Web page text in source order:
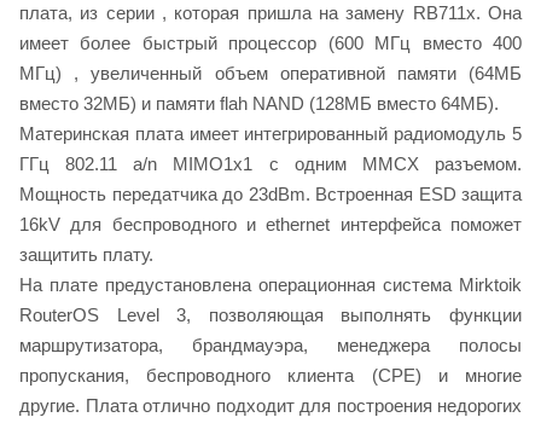
плата, из серии , которая пришла на замену RB711x. Она
имеет более быстрый процессор (600 МГц вместо 400
МГц) , увеличенный объем оперативной памяти (64МБ
вместо 32МБ) и памяти flah NAND (128МБ вместо 64МБ).
Материнская плата имеет интегрированный радиомодуль 5
ГГц 802.11 a/n MIMO1x1 с одним MMCX разъемом.
Мощность передатчика до 23dBm. Встроенная ESD защита
16kV для беспроводного и ethernet интерфейса поможет
защитить плату.
На плате предустановлена операционная система Mirktoik
RouterOS Level 3, позволяющая выполнять функции
маршрутизатора, брандмауэра, менеджера полосы
пропускания, беспроводного клиента (CPE) и многие
другие. Плата отлично подходит для построения недорогих